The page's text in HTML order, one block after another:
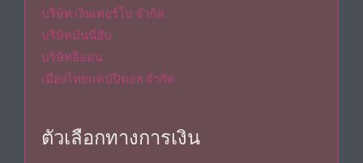
บริษัท เงินเทอร์โบ จำกัด
บริษัทมันนี่ฮับ
บริษัทอิออน
เมืองไทยแคปปิตอล จำกัด
ตัวเลือกทางการเงิน